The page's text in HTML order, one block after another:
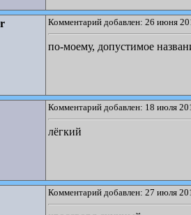
Комментарий добавлен: 26 июня
по-моему, допустимое
Комментарий добавлен: 18 июля
лёгкий
Комментарий добавлен: 27 июля